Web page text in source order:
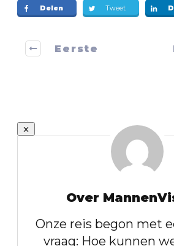
Delen Tweet
Eerste
Over
Onze reis begon met
vraag: Hoe kunnen